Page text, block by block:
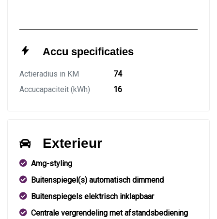
Accu specificaties
Actieradius in KM
74
Accucapaciteit (kWh)
16
Exterieur
Amg-styling
Buitenspiegel(s) automatisch dimmend
Buitenspiegels elektrisch inklapbaar
Centrale vergrendeling met afstandsbediening